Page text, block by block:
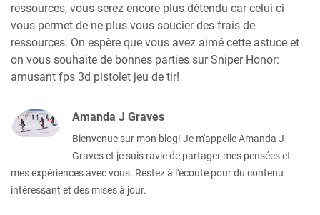
ressources, vous serez encore plus détendu car celui ci
vous permet de ne plus vous soucier des frais de
ressources. On espère que vous avez aimé cette astuce et
on vous souhaite de bonnes parties sur Sniper Honor:
amusant fps 3d pistolet jeu de tir!
Amanda J Graves
Bienvenue sur mon blog! Je m'appelle Amanda J
Graves et je suis ravie de partager mes pensées et
mes expériences avec vous. Restez à l'écoute pour du contenu
intéressant et des mises à jour.